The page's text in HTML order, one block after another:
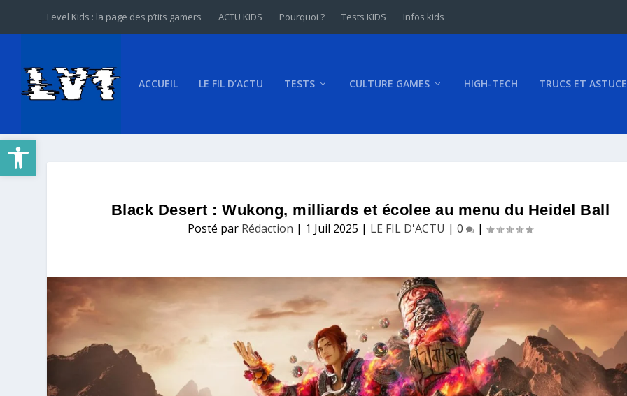
Ouvrir la barre d’outils
Level Kids : la page des p’tits gamers ACTU KIDS Pourquoi ? Tests KIDS Infos kids
ACCUEIL LE FIL D’ACTU TESTS CULTURE GAMES HIGH-TECH TRUCS ET
Black Desert : Wukong, milliards et écolee au menu du Heidel Ball
Posté par Rédaction | 1 Juil 2025 | LE FIL D'ACTU |0 |